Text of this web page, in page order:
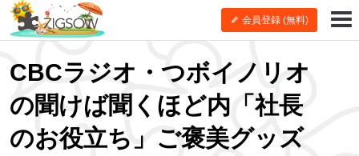
会員登録 (無料)
CBCラジオ・つボイノリオ
の聞けば聞くほど内「社長
のお役立ち」ご褒美グッズ